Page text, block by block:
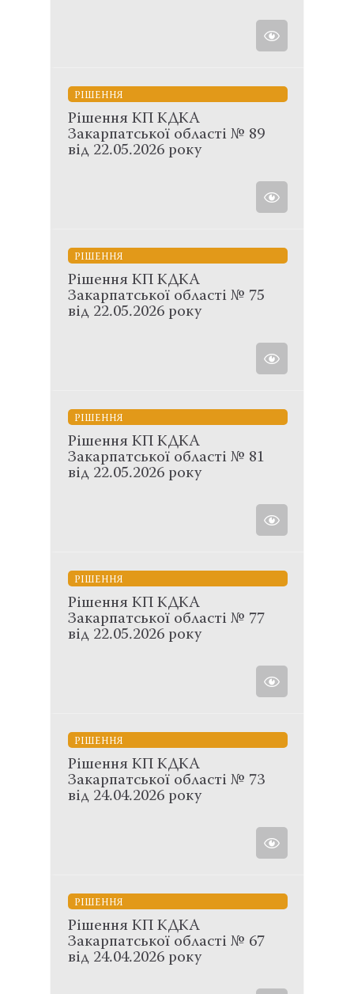
РІШЕННЯ
Рішення КП КДКА
Закарпатської області № 89
від 22.05.2026 року
РІШЕННЯ
Рішення КП КДКА
Закарпатської області № 75
від 22.05.2026 року
РІШЕННЯ
Рішення КП КДКА
Закарпатської області № 81
від 22.05.2026 року
РІШЕННЯ
Рішення КП КДКА
Закарпатської області № 77
від 22.05.2026 року
РІШЕННЯ
Рішення КП КДКА
Закарпатської області № 73
від 24.04.2026 року
РІШЕННЯ
Рішення КП КДКА
Закарпатської області № 67
від 24.04.2026 року